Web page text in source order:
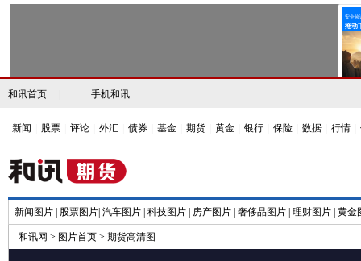
和讯首页 手机和讯
新闻 股票 评论 外汇 债券 基金 期货 黄金 银行 保险 数据 行情
新闻图片 股票图片 汽车图片 科技图片 房产图片 奢侈品图片 理财图片 黄金
和讯网 > 图片首页 > 期货高清图